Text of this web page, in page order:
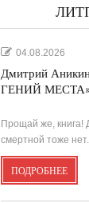
04.08.2026
Дмитрий
ГЕНИЙ МЕСТА».
Прощай же, книга!
смертной тоже
ПОДРОБНЕЕ